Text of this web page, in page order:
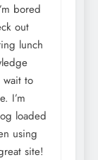
bored
out
lunch
wait to
I’m
loaded
using
site!